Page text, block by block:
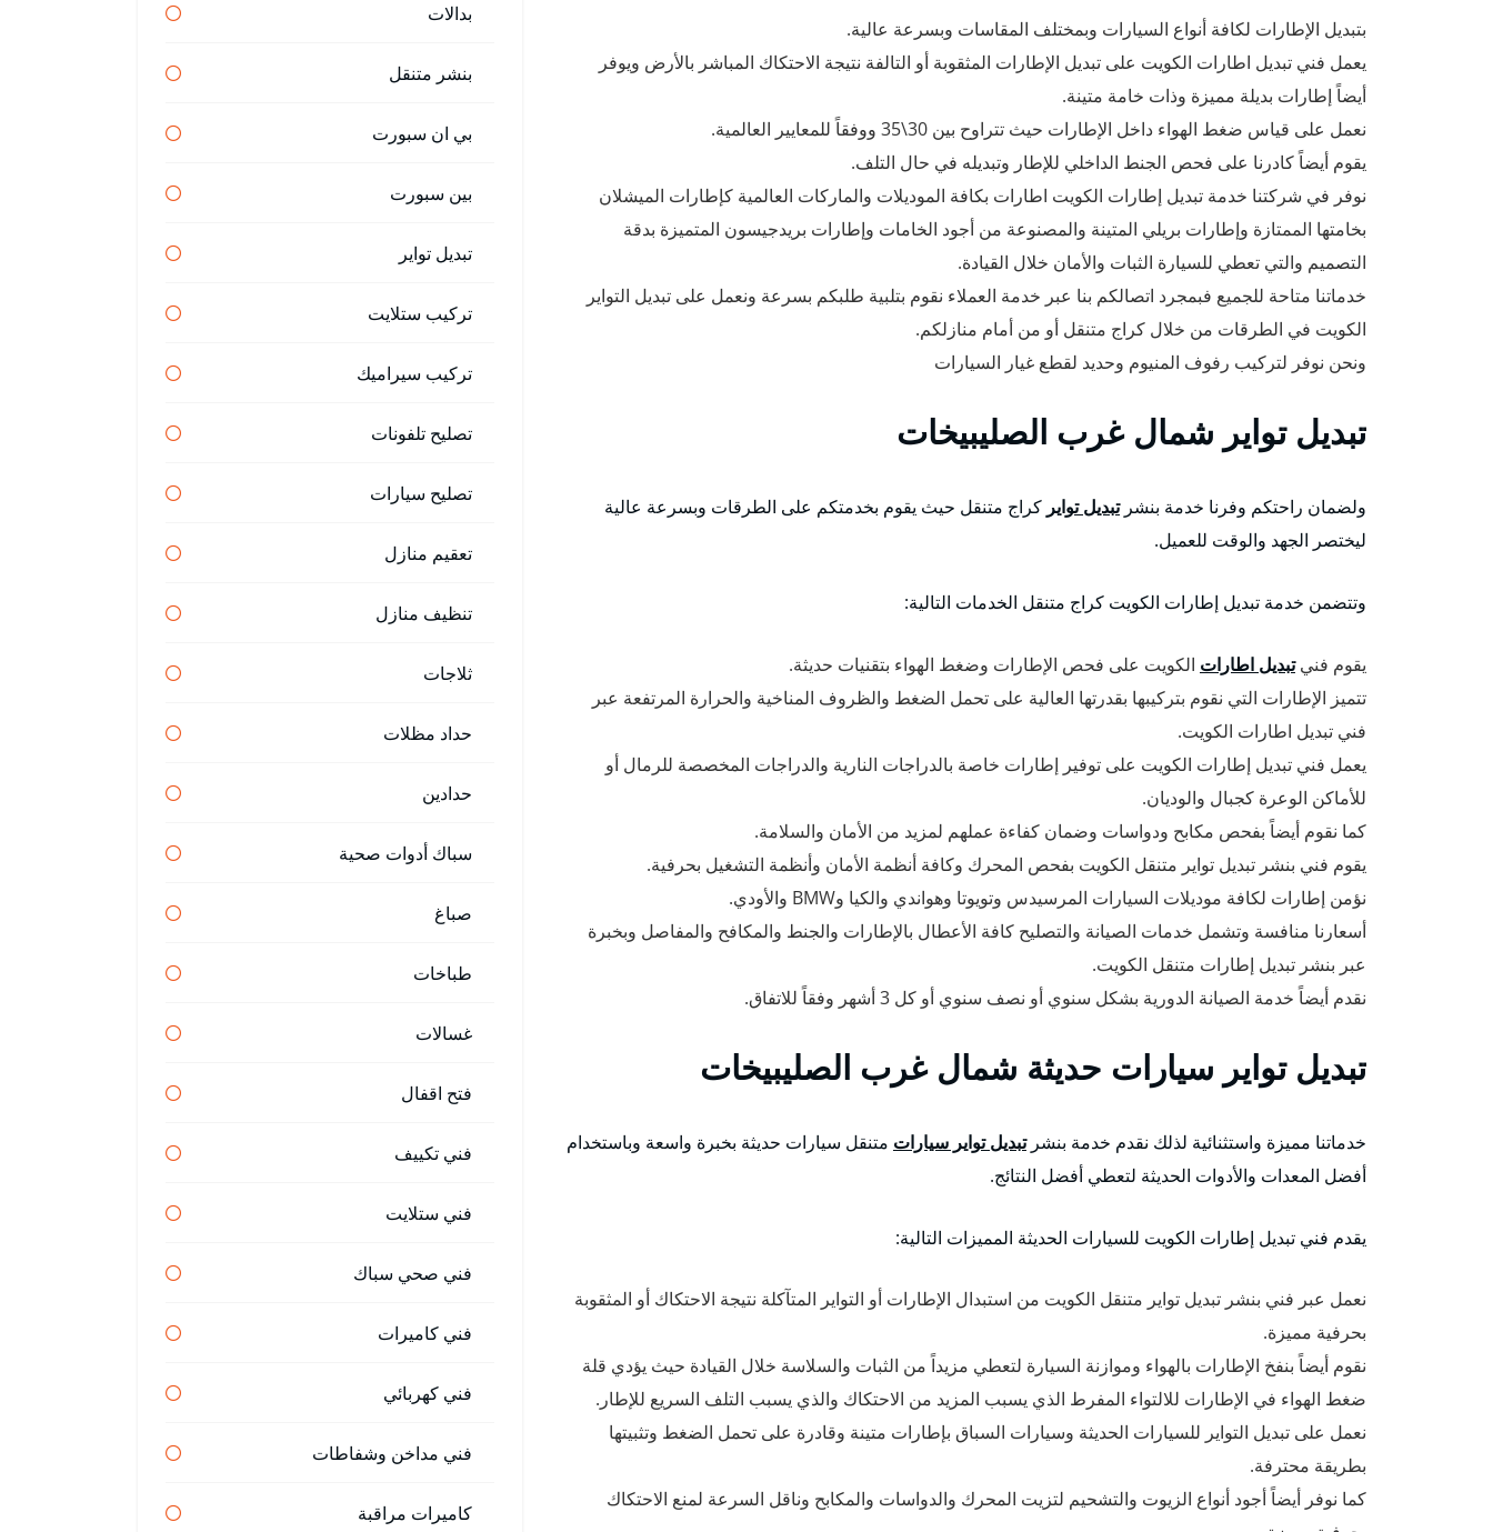
بتبديل الإطارات لكافة أنواع السيارات وبمختلف المقاسات وبسرعة عالية.
يعمل فني تبديل اطارات الكويت على تبديل الإطارات المثقوبة أو التالفة نتيجة الاحتكاك المباشر بالأرض ويوفر
أيضاً إطارات بديلة مميزة وذات خامة متينة.
نعمل على قياس ضغط الهواء داخل الإطارات حيث تتراوح بين 30\35 ووفقاً للمعايير العالمية.
يقوم أيضاً كادرنا على فحص الجنط الداخلي للإطار وتبديله في حال التلف.
نوفر في شركتنا خدمة تبديل إطارات الكويت اطارات بكافة الموديلات والماركات العالمية كإطارات الميشلان
بخامتها الممتازة وإطارات بريلي المتينة والمصنوعة من أجود الخامات وإطارات بريدجيسون المتميزة بدقة
التصميم والتي تعطي للسيارة الثبات والأمان خلال القيادة.
خدماتنا متاحة للجميع فبمجرد اتصالكم بنا عبر خدمة العملاء نقوم بتلبية طلبكم بسرعة ونعمل على تبديل التواير
الكويت في الطرقات من خلال كراج متنقل أو من أمام منازلكم.
ونحن نوفر لتركيب رفوف المنيوم وحديد لقطع غيار السيارات
تبديل تواير شمال غرب الصليبيخات
ولضمان راحتكم وفرنا خدمة بنشرتبديل تواير كراج متنقل حيث يقوم بخدمتكم على الطرقات وبسرعة عالية
ليختصر الجهد والوقت للعميل.
وتتضمن خدمة تبديل إطارات الكويت كراج متنقل الخدمات التالية:
يقوم فنيتبديل اطارات الكويت على فحص الإطارات وضغط الهواء بتقنيات حديثة.
تتميز الإطارات التي نقوم بتركيبها بقدرتها العالية على تحمل الضغط والظروف المناخية والحرارة المرتفعة عبر
فني تبديل اطارات الكويت.
يعمل فني تبديل إطارات الكويت على توفير إطارات خاصة بالدراجات النارية والدراجات المخصصة للرمال أو
للأماكن الوعرة كجبال والوديان.
كما نقوم أيضاً بفحص مكابح ودواسات وضمان كفاءة عملهم لمزيد من الأمان والسلامة.
يقوم فني بنشر تبديل تواير متنقل الكويت بفحص المحرك وكافة أنظمة الأمان وأنظمة التشغيل بحرفية.
نؤمن إطارات لكافة موديلات السيارات المرسيدس وتويوتا وهواندي والكيا وBMW والأودي.
أسعارنا منافسة وتشمل خدمات الصيانة والتصليح كافة الأعطال بالإطارات والجنط والمكافح والمفاصل وبخبرة
عبر بنشر تبديل إطارات متنقل الكويت.
نقدم أيضاً خدمة الصيانة الدورية بشكل سنوي أو نصف سنوي أو كل 3 أشهر وفقاً للاتفاق.
تبديل تواير سيارات حديثة شمال غرب الصليبيخات
خدماتنا مميزة واستثنائية لذلك نقدم خدمة بنشرتبديل تواير سيارات متنقل سيارات حديثة بخبرة واسعة وباستخدام
أفضل المعدات والأدوات الحديثة لتعطي أفضل النتائج.
يقدم فني تبديل إطارات الكويت للسيارات الحديثة المميزات التالية:
نعمل عبر فني بنشر تبديل تواير متنقل الكويت من استبدال الإطارات أو التواير المتآكلة نتيجة الاحتكاك أو المثقوبة
بحرفية مميزة.
نقوم أيضاً بنفخ الإطارات بالهواء وموازنة السيارة لتعطي مزيداً من الثبات والسلاسة خلال القيادة حيث يؤدي قلة
ضغط الهواء في الإطارات للالتواء المفرط الذي يسبب المزيد من الاحتكاك والذي يسبب التلف السريع للإطار.
نعمل على تبديل التواير للسيارات الحديثة وسيارات السباق بإطارات متينة وقادرة على تحمل الضغط وتثبيتها
بطريقة محترفة.
كما نوفر أيضاً أجود أنواع الزيوت والتشحيم لتزيت المحرك والدواسات والمكابح وناقل السرعة لمنع الاحتكاك
بدالات
بنشر متنقل
بي ان سبورت
بين سبورت
تبديل تواير
تركيب ستلايت
تركيب سيراميك
تصليح تلفونات
تصليح سيارات
تعقيم منازل
تنظيف منازل
ثلاجات
حداد مظلات
حدادين
سباك أدوات صحية
صباغ
طباخات
غسالات
فتح اقفال
فني تكييف
فني ستلايت
فني صحي سباك
فني كاميرات
فني كهربائي
فني مداخن وشفاطات
كاميرات مراقبة